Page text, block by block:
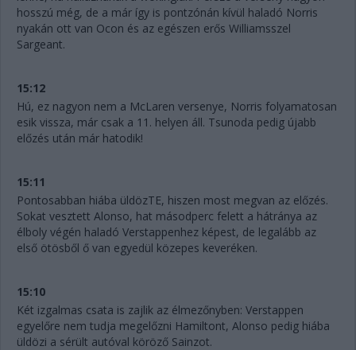
hosszú még, de a már így is pontzónán kívül haladó Norris
nyakán ott van Ocon és az egészen erős Williamsszel
Sargeant.
15:12
Hú, ez nagyon nem a McLaren versenye, Norris folyamatosan
esik vissza, már csak a 11. helyen áll. Tsunoda pedig újabb
előzés után már hatodik!
15:11
Pontosabban hiába üldözTE, hiszen most megvan az előzés.
Sokat vesztett Alonso, hat másodperc felett a hátránya az
élboly végén haladó Verstappenhez képest, de legalább az
első ötösből ő van egyedül közepes keveréken.
15:10
Két izgalmas csata is zajlik az élmezőnyben: Verstappen
egyelőre nem tudja megelőzni Hamiltont, Alonso pedig hiába
üldözi a sérült autóval köröző Sainzot.